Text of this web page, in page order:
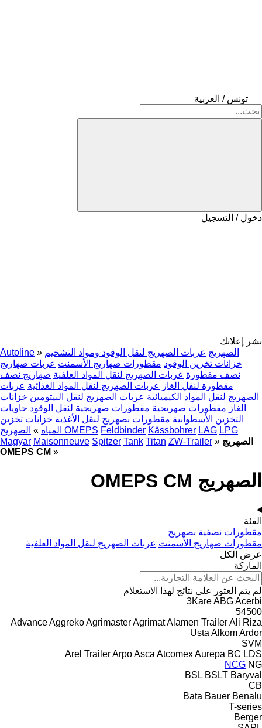
تونس / العربية
دخول / التسجيل
نشر إعلانك
Autoline » الصهريج عربات الصهريج لنقل الوقود ومواد التشحيم
خزانات تخزين الوقود مقطورات صهاريج الأسمنت عربات صهاريج
نصف مقطورة عربات الصهريج لنقل المواد العلفية صهاريج نصف
مقطورة لنقل الغاز عربات الصهريج لنقل المواد الغذائية عربات
الصهريج لنقل المواد الكيميائية عربات الصهريج لنقل البيتومين خزانات
الغاز مقطورات صهريجية مقطورات صهريجية لنقل الوقود حاويات
التخزين الأسطوانية مقطورات بصهريج لنقل الأغذية خزانات تخزين
المياه » الصهريج OMEPS Feldbinder Kässbohrer LAG LPG
Magyar Maisonneuve Spitzer Tank Titan ZW-Trailer » الصهريج
OMEPS CM »
الصهريج OMEPS CM
الفئة
مقطورات نصفية بصهريج
مقطورات صهاريج الأسمنت عربات الصهريج لنقل المواد العلفية
عرض الكل
الماركة
لم يتم العثور على نتائج لهذا الاستعلام
3KareABGAcerbi
54500
AdvanceAggrekoAgrimasterAgrimatAlamen TrailerAli Riza
Usta AlkomArdor
SVM
Arel TrailerArpoAsca AtcomexAurepa BC LDS
NCG NG
BSL BSLT Baryval
CB
Bata Bauer Benalu
T-series
Berger